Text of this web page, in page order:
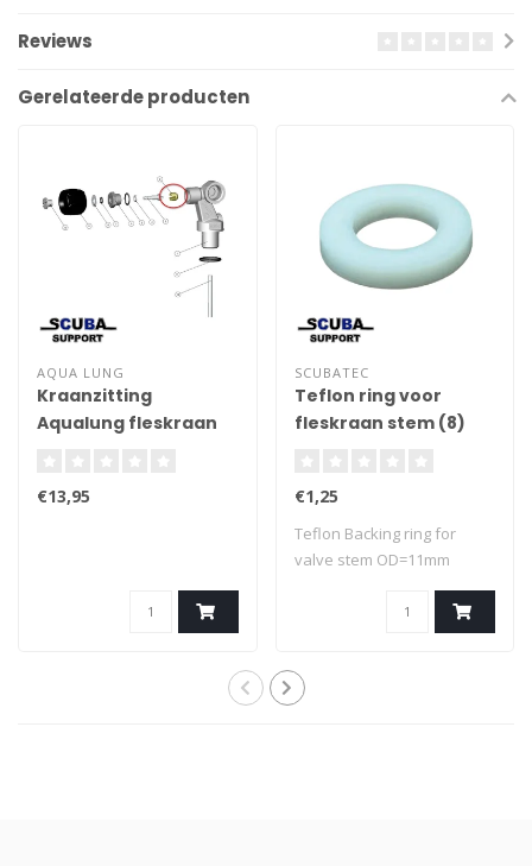
Reviews
Gerelateerde producten
AQUA LUNG
Kraanzitting
Aqualung fleskraan
€13,95
SCUBATEC
Teflon ring voor
fleskraan stem (8)
€1,25
Teflon Backing ring for
valve stem OD=11mm